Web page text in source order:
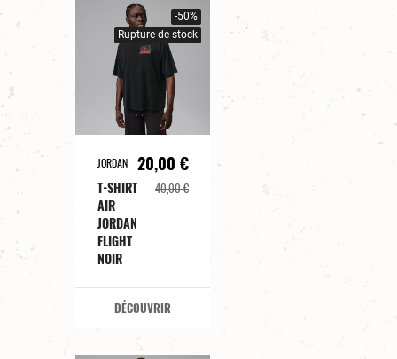
-50%
Rupture de stock
JORDAN
T-SHIRT
AIR
JORDAN
FLIGHT
NOIR
20,00 €
40,00 €
DÉCOUVRIR